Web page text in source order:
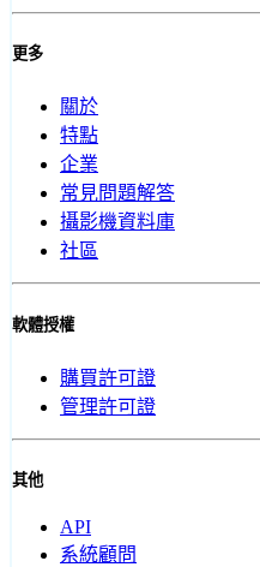
更多
關於
特點
企業
常見問題解答
攝影機資料庫
社區
軟體授權
購買許可證
管理許可證
其他
API
系統顧問